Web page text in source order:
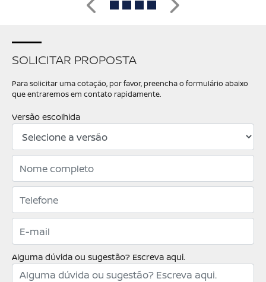
SOLICITAR PROPOSTA
Para solicitar uma cotação, por favor, preencha o formulário abaixo
que entraremos em contato rapidamente.
Versão escolhida
Alguma dúvida ou sugestão? Escreva aqui.
Anterior Próximo